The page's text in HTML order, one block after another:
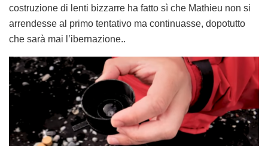
costruzione di lenti bizzarre ha fatto sì che Mathieu non si
arrendesse al primo tentativo ma continuasse, dopotutto
che sarà mai l’ibernazione..